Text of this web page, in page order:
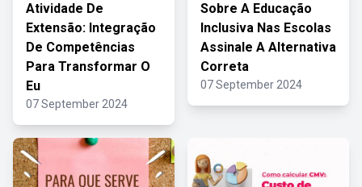
Atividade De
Extensão: Integração
De Competências
Para Transformar O
Eu
07 September 2024
Sobre A Educação
Inclusiva Nas Escolas
Assinale A Alternativa
Correta
07 September 2024